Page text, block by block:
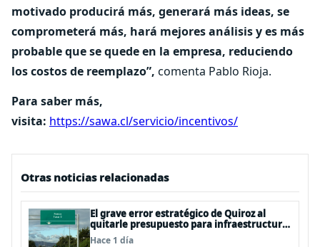
motivado producirá más, generará más ideas, se
comprometerá más, hará mejores análisis y es más
probable que se quede en la empresa, reduciendo
los costos de reemplazo”, comenta Pablo Rioja.
Para saber más,
visita: https://sawa.cl/servicio/incentivos/
Otras noticias relacionadas
El grave error estratégico de Quiroz al
quitarle presupuesto para infraestructura
vial del Biobío
Hace 1 día